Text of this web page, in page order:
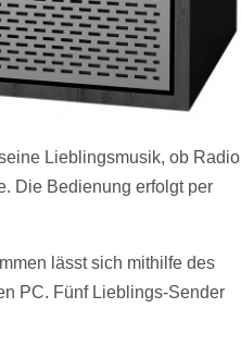
Lieblingsmusik, ob Radio
Die Bedienung erfolgt per
lässt sich mithilfe des
PC. Fünf Lieblings-Sender